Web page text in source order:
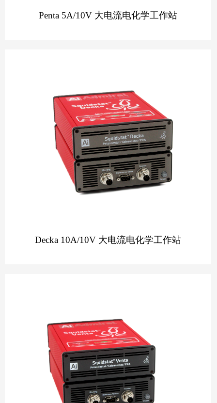
Penta 5A/10V 大电流电化学工作站
Decka 10A/10V 大电流电化学工作站